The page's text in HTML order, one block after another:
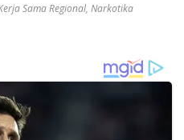
Sama Regional, Narkotika